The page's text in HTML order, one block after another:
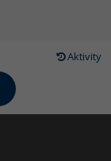
Aktivity